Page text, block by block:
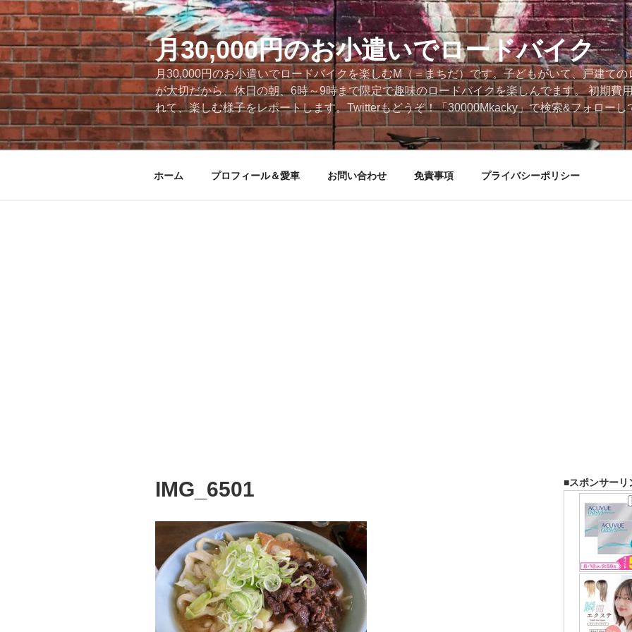
ン
テ
ン
ツ
へ
ス
キ
ッ
月30,000円のお小遣いでロードバイク
月30,000円のお小遣いでロードバイクを楽しむM（＝まちだ）です。子どもがいて、戸建て
が大切だから、休日の朝、6時～9時まで限定で趣味のロードバイクを楽しんでます。 初期費
れて、楽しむ様子をレポートします。Twitterもどうぞ！「30000Mkacky」で検索&フォローし
ホーム プロフィール＆愛車 お問い合わせ 免責事項 プライバシーポリシー
IMG_6501 ■スポンサーリ